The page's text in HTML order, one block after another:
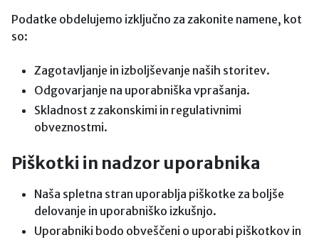
Podatke obdelujemo izključno za zakonite namene, kot
so:
Zagotavljanje in izboljševanje naših storitev.
Odgovarjanje na uporabniška vprašanja.
Skladnost z zakonskimi in regulativnimi
obveznostmi.
Piškotki in nadzor uporabnika
Naša spletna stran uporablja piškotke za boljše
delovanje in uporabniško izkušnjo.
Uporabniki bodo obveščeni o uporabi piškotkov in